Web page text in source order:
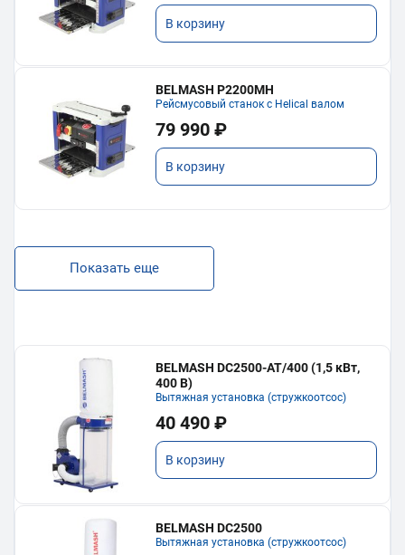
В корзину
BELMASH P2200MH
Рейсмусовый станок с Helical валом
79 990 ₽
В корзину
Показать еще
BELMASH DC2500-AT/400 (1,5 кВт,
400 В)
Вытяжная установка (стружкоотсос)
40 490 ₽
В корзину
BELMASH DC2500
Вытяжная установка (стружкоотсос)